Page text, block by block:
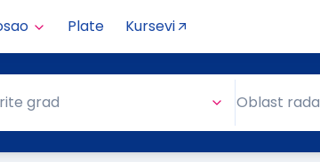
Plate Kursevi
grad Oblast rada